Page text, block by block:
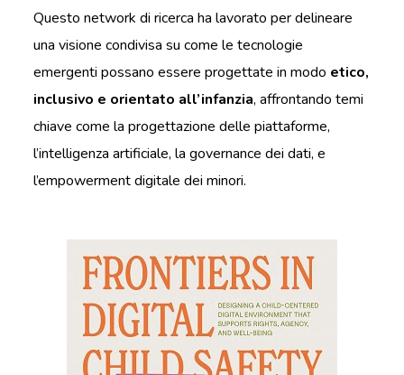
Questo network di ricerca ha lavorato per delineare
una visione condivisa su come le tecnologie
emergenti possano essere progettate in modo etico,
inclusivo e orientato all’infanzia, affrontando temi
chiave come la progettazione delle piattaforme,
l’intelligenza artificiale, la governance dei dati, e
l’empowerment digitale dei minori.